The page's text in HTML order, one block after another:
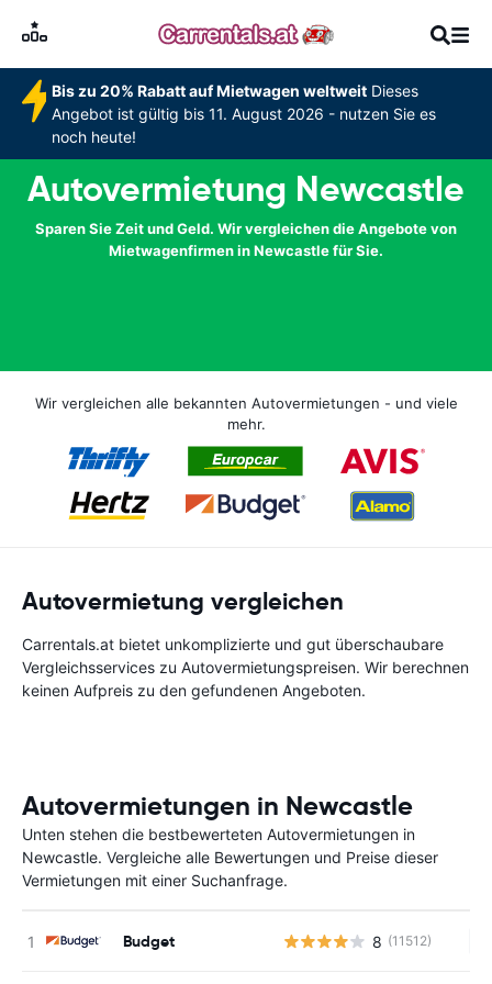
Bis zu 20% Rabatt auf Mietwagen weltweitDieses
Angebot ist gültig bis 11. August 2026 - nutzen Sie es
noch heute!
Autovermietung Newcastle
Sparen Sie Zeit und Geld. Wir vergleichen die Angebote von
Mietwagenfirmen in Newcastle für Sie.
Wir vergleichen alle bekannten Autovermietungen - und viele
mehr.
Autovermietung vergleichen
Carrentals.at bietet unkomplizierte und gut überschaubare
Vergleichsservices zu Autovermietungspreisen. Wir berechnen
keinen Aufpreis zu den gefundenen Angeboten.
Autovermietungen in Newcastle
Unten stehen die bestbewerteten Autovermietungen in
Newcastle. Vergleiche alle Bewertungen und Preise dieser
Vermietungen mit einer Suchanfrage.
Budget 8 (11512)